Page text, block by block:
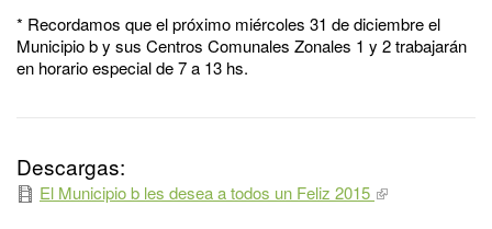
* Recordamos que el próximo miércoles 31 de diciembre el
Municipio b y sus Centros Comunales Zonales 1 y 2 trabajarán
en horario especial de 7 a 13 hs.
Descargas:
El Municipio b les desea a todos un Feliz 2015